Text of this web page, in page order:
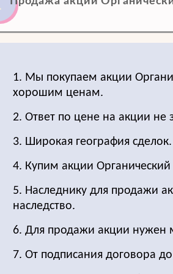
1. Мы покупаем акции
хорошим ценам.
2. Ответ по цене на акции не
3. Широкая география сделок.
4. Купим акции
5. Наследнику для продажи
наследство.
6. Для продажи акции нужен
7. От подписания договора